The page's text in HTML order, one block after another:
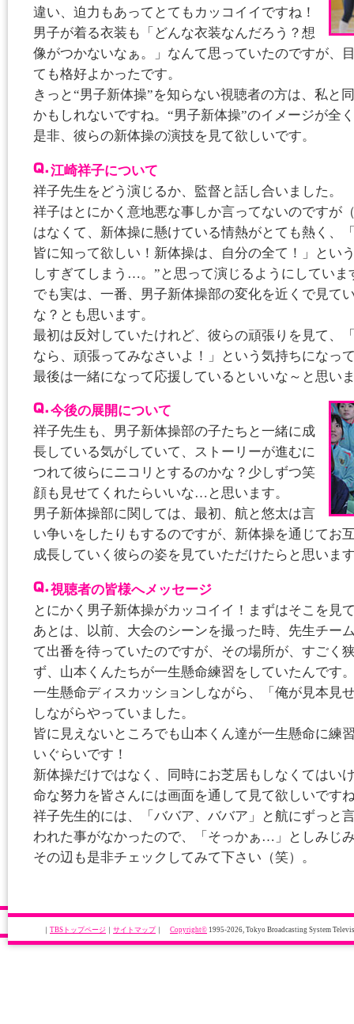
違い、迫力もあってとてもカッコイイですね！
男子が着る衣装も「どんな衣装なんだろう？想
像がつかないなぁ。」なんて思っていたのですが、
ても格好よかったです。
きっと“男子新体操”を知らない視聴者の方は、私と
かもしれないですね。“男子新体操”のイメージが全
是非、彼らの新体操の演技を見て欲しいです。
江崎祥子について
祥子先生をどう演じるか、監督と話し合いました。
祥子はとにかく意地悪な事しか言ってないのですが
はなくて、新体操に懸けている情熱がとても熱く、
皆に知って欲しい！新体操は、自分の全て！」とい
しすぎてしまう…。”と思って演じるようにしていま
でも実は、一番、男子新体操部の変化を近くで見て
な？とも思います。
最初は反対していたけれど、彼らの頑張りを見て、
なら、頑張ってみなさいよ！」という気持ちになっ
最後は一緒になって応援しているといいな～と思い
今後の展開について
祥子先生も、男子新体操部の子たちと一緒に成
長している気がしていて、ストーリーが進むに
つれて彼らにニコリとするのかな？少しずつ笑
顔も見せてくれたらいいな…と思います。
男子新体操部に関しては、最初、航と悠太は言
い争いをしたりもするのですが、新体操を通じてお
成長していく彼らの姿を見ていただけたらと思いま
視聴者の皆様へメッセージ
とにかく男子新体操がカッコイイ！まずはそこを見
あとは、以前、大会のシーンを撮った時、先生チー
て出番を待っていたのですが、その場所が、すごく
ず、山本くんたちが一生懸命練習をしていたんです
一生懸命ディスカッションしながら、「俺が見本見
しながらやっていました。
皆に見えないところでも山本くん達が一生懸命に練
いぐらいです！
新体操だけではなく、同時にお芝居もしなくてはい
命な努力を皆さんには画面を通して見て欲しいです
祥子先生的には、「ババア、ババア」と航にずっと
われた事がなかったので、「そっかぁ…」としみじ
その辺も是非チェックしてみて下さい（笑）。
｜ TBSトップページ ｜ サイトマップ｜ Copyright© 1995-2026, Tokyo Broadcasting System